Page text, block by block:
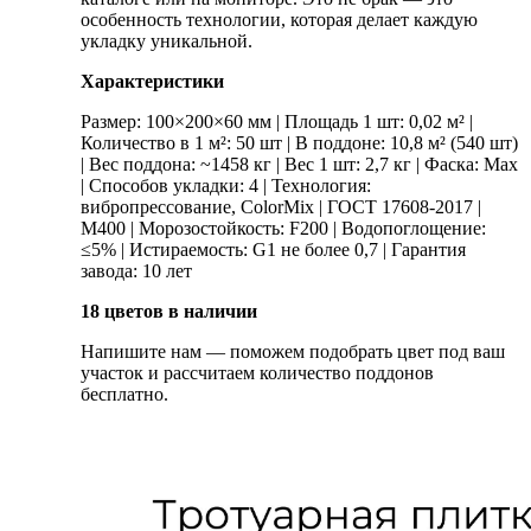
особенность технологии, которая делает каждую
укладку уникальной.
Характеристики
Размер: 100×200×60 мм | Площадь 1 шт: 0,02 м² |
Количество в 1 м²: 50 шт | В поддоне: 10,8 м² (540 шт)
| Вес поддона: ~1458 кг | Вес 1 шт: 2,7 кг | Фаска: Max
| Способов укладки: 4 | Технология:
вибропрессование, ColorMix | ГОСТ 17608-2017 |
М400 | Морозостойкость: F200 | Водопоглощение:
≤5% | Истираемость: G1 не более 0,7 | Гарантия
завода: 10 лет
18 цветов в наличии
Напишите нам — поможем подобрать цвет под ваш
участок и рассчитаем количество поддонов
бесплатно.